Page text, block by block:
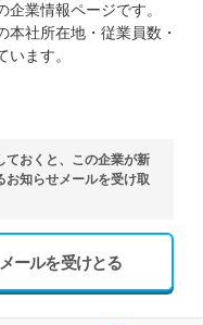
企業情報ページです。
本社所在地・従業員数・
ます。
ておくと、この企業が新
お知らせメールを受け取
ールを受けとる